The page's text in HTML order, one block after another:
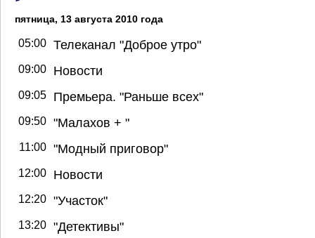
пятница, 13 августа 2010 года
05:00 Телеканал "Доброе утро"
09:00 Новости
09:05 Премьера. "Раньше всех"
09:50 "Малахов + "
11:00 "Модный приговор"
12:00 Новости
12:20 "Участок"
13:20 "Детективы"